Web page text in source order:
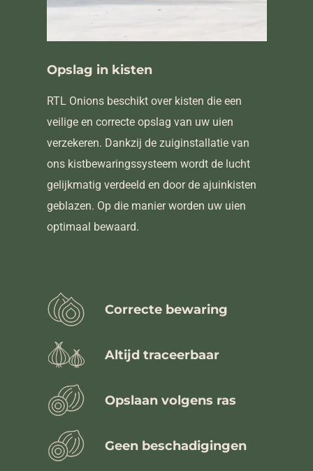
Opslag in kisten
RTL Onions beschikt over kisten die een
veilige en correcte opslag van uw uien
verzekeren. Dankzij de zuiginstallatie van
ons kistbewaringssysteem wordt de lucht
gelijkmatig verdeeld en door de ajuinkisten
geblazen. Op die manier worden uw uien
optimaal bewaard.
Correcte bewaring
Altijd traceerbaar
Opslaan volgens ras
Geen beschadigingen